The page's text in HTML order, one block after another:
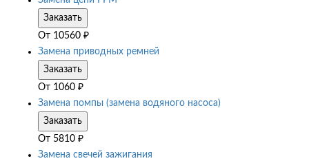
Заказать
От 10560 ₽
Замена приводных ремней
Заказать
От 1060 ₽
Замена помпы (замена водяного насоса)
Заказать
От 5810 ₽
Замена свечей зажигания